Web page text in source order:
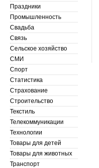
Праздники
Промышленность
Свадьба
Связь
Сельское хозяйство
СМИ
Спорт
Статистика
Страхование
Строительство
Текстиль
Телекоммуникации
Технологии
Товары для детей
Товары для животных
Транспорт